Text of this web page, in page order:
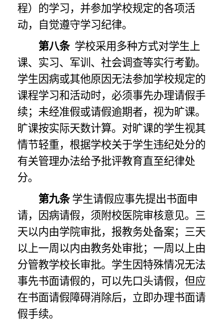
程）的学习，并参加学校规定的各项活
动，自觉遵守学习纪律。
第八条 学校采用多种方式对学生上
课、实习、军训、社会调查等实行考勤。
学生因病或其他原因无法参加学校规定的
课程学习和活动时，必须事先办理请假手
续；未经准假或请假逾期者，视为旷课。
旷课按实际天数计算。对旷课的学生视其
情节轻重，根据学校关于学生违纪处分的
有关管理办法给予批评教育直至纪律处
分。
第九条 学生请假应事先提出书面申
请，因病请假，须附校医院审核意见。三
天以内由学院审批，报教务处备案；三天
以上一周以内由教务处审批；一周以上由
分管教学校长审批。学生因特殊情况无法
事先书面请假的，可以先口头请假，但应
在书面请假障碍消除后，立即办理书面请
假手续。